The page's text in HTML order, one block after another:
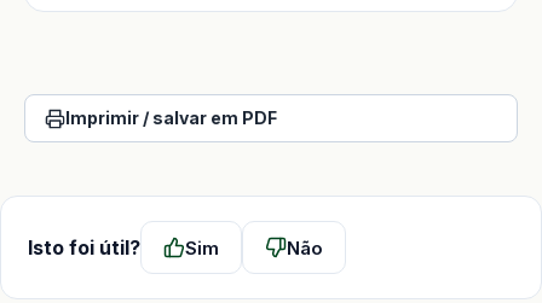
Imprimir / salvar em PDF
Isto foi útil? Sim Não